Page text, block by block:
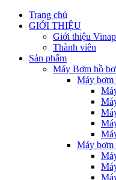
Trang chủ
GIỚI THIỆU
Giới thiệu
Thành viên
Sản phẩm
Máy Bơm hồ
Máy bơm
Máy bơm